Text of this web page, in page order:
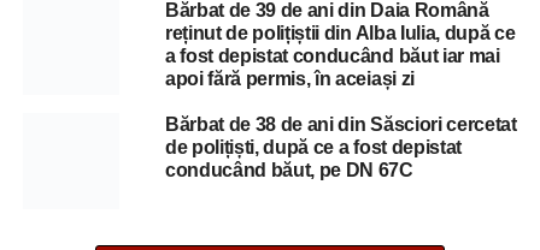
Bărbat de 39 de ani din Daia Română
reținut de polițiștii din Alba Iulia, după ce
a fost depistat conducând băut iar mai
apoi fără permis, în aceiași zi
Bărbat de 38 de ani din Săsciori cercetat
de polițiști, după ce a fost depistat
conducând băut, pe DN 67C